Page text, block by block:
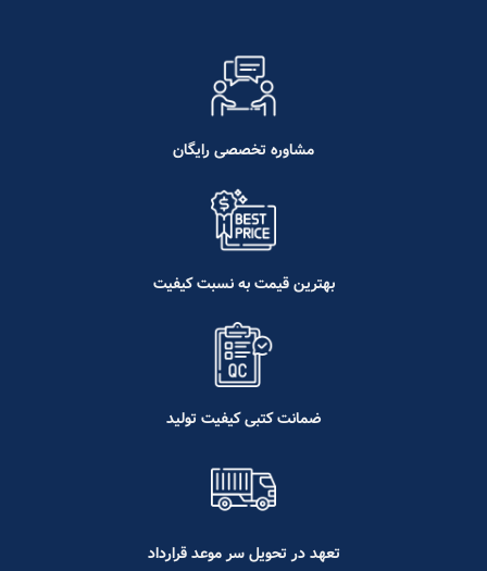
مشاوره تخصصی رایگان
بهترین قیمت به نسبت کیفیت
ضمانت کتبی کیفیت تولید
تعهد در تحویل سر موعد قرارداد